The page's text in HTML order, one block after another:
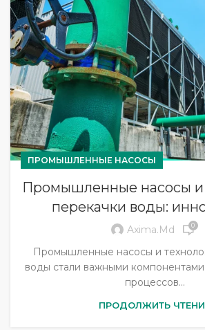
ПРОМЫШЛЕННЫЕ НАСОСЫ
Промышленные насосы и
перекачки воды:
Axima.md 0
Промышленные насосы и
воды стали важными
процессов...
ПРОДОЛЖИТЬ